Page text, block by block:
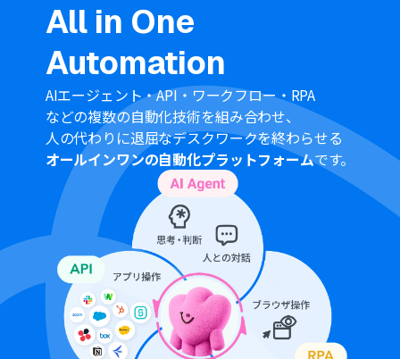
Salesforceとfreee請求書のそれぞれとYoomを連携して
ください。
Salesforceはチームプラン・サクセスプランでのみご利用
いただけるアプリとなっております。フリープラン・ミニ
プランの場合は設定しているフローボットのオペレーシ
ョンやデータコネクトはエラーとなりますので、ご注意く
ださい。
チームプランやサクセスプランなどの有料プランは、2週
間の無料トライアルを行うことが可能です。無料トライア
ル中には制限対象のアプリを使用することができます。
All in One
Automation
AIエージェント・API・ワークフロー・RPA
などの複数の自動化技術を組み合わせ、
人の代わりに退屈なデスクワークを終わらせる
オールインワンの自動化プラットフォームです。